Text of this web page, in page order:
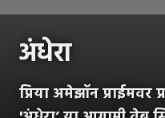
अंधेरा
प्रिया अमेझॉन प्राईमवर